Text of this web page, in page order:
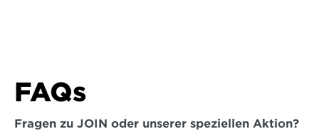
FAQs
Fragen zu JOIN oder unserer speziellen Aktion?